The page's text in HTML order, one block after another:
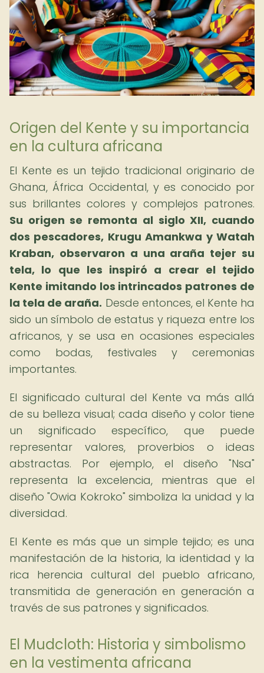
Origen del Kente y su importancia
en la cultura africana
El Kente es un tejido tradicional originario de
Ghana, África Occidental, y es conocido por
sus brillantes colores y complejos patrones.
Su origen se remonta al siglo XII, cuando
dos pescadores, Krugu Amankwa y Watah
Kraban, observaron a una araña tejer su
tela, lo que les inspiró a crear el tejido
Kente imitando los intrincados patrones de
la tela de araña. Desde entonces, el Kente ha
sido un símbolo de estatus y riqueza entre los
africanos, y se usa en ocasiones especiales
como bodas, festivales y ceremonias
importantes.
El significado cultural del Kente va más allá
de su belleza visual; cada diseño y color tiene
un significado específico, que puede
representar valores, proverbios o ideas
abstractas. Por ejemplo, el diseño "Nsa"
representa la excelencia, mientras que el
diseño "Owia Kokroko" simboliza la unidad y la
diversidad.
El Kente es más que un simple tejido; es una
manifestación de la historia, la identidad y la
rica herencia cultural del pueblo africano,
transmitida de generación en generación a
través de sus patrones y significados.
El Mudcloth: Historia y simbolismo
en la vestimenta africana